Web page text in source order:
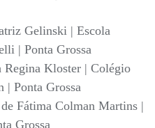
Gelinski | Escola
| Ponta Grossa
Regina Kloster | Colégio
| Ponta Grossa
Fátima Colman Martins |
Grossa